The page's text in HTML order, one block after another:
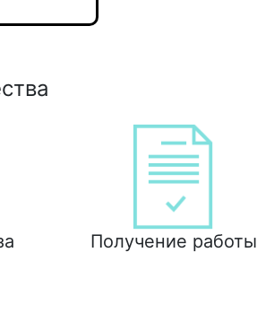
Получение работы